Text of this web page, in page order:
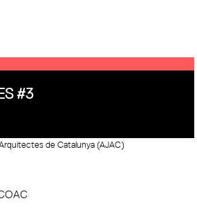
#3
de Catalunya (AJAC)